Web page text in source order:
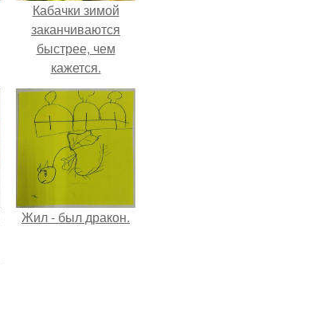
Кабачки зимой
заканчиваются
быстрее, чем
кажется.
Жил - был дракон.